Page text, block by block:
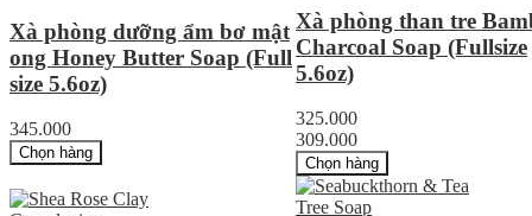
Xà phòng dưỡng ẩm bơ mật
ong Honey Butter Soap (Full
size 5.6oz)
345.000
Chọn hàng
Xà phòng than tre
Charcoal Soap (Fullsize
5.6oz)
325.000
309.000
Chọn hàng